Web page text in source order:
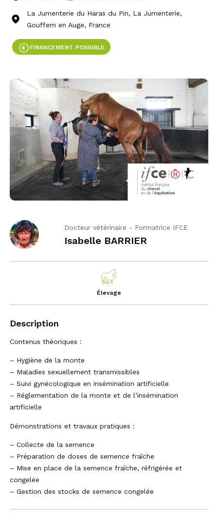
La Jumenterie du Haras du Pin, La Jumenterie,
Gouffern en Auge, France
FINANCEMENT POSSIBLE
Docteur vétérinaire - Formatrice IFCE
Isabelle BARRIER
Élevage
Description
Contenus théoriques :
– Hygiène de la monte
– Maladies sexuellement transmissibles
– Suivi gynécologique en insémination artificielle
– Réglementation de la monte et de l’insémination
artificielle
Démonstrations et travaux pratiques :
– Collecte de la semence
– Préparation de doses de semence fraîche
– Mise en place de la semence fraîche, réfrigérée et
congelée
– Gestion des stocks de semence congelée